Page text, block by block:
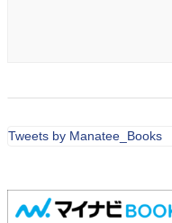
Tweets by Manatee_Books